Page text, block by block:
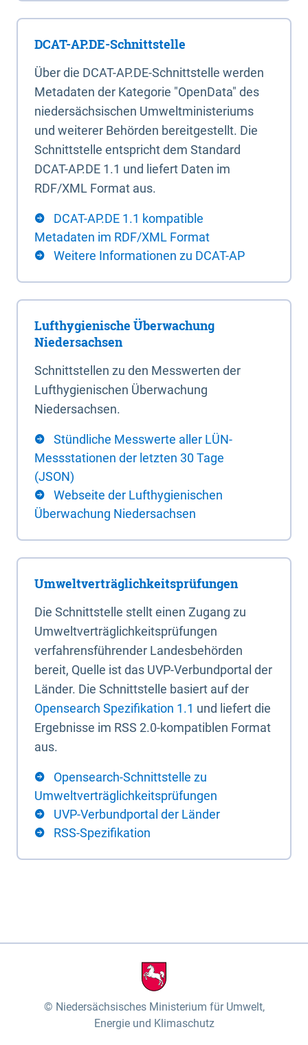
DCAT-AP.DE-Schnittstelle
Über die DCAT-AP.DE-Schnittstelle werden
Metadaten der Kategorie "OpenData" des
niedersächsischen Umweltministeriums
und weiterer Behörden bereitgestellt. Die
Schnittstelle entspricht dem Standard
DCAT-AP.DE 1.1 und liefert Daten im
RDF/XML Format aus.
DCAT-AP.DE 1.1 kompatible
Metadaten im RDF/XML Format
Weitere Informationen zu DCAT-AP
Lufthygienische Überwachung
Niedersachsen
Schnittstellen zu den Messwerten der
Lufthygienischen Überwachung
Niedersachsen.
Stündliche Messwerte aller LÜN-
Messstationen der letzten 30 Tage
(JSON)
Webseite der Lufthygienischen
Überwachung Niedersachsen
Umweltverträglichkeitsprüfungen
Die Schnittstelle stellt einen Zugang zu
Umweltverträglichkeitsprüfungen
verfahrensführender Landesbehörden
bereit, Quelle ist das UVP-Verbundportal der
Länder. Die Schnittstelle basiert auf der
Opensearch Spezifikation 1.1 und liefert die
Ergebnisse im RSS 2.0-kompatiblen Format
aus.
Opensearch-Schnittstelle zu
Umweltverträglichkeitsprüfungen
UVP-Verbundportal der Länder
RSS-Spezifikation
Niedersächsisches Ministerium für Umwelt,
Energie und Klimaschutz